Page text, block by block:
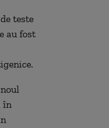
teste
au fost
în